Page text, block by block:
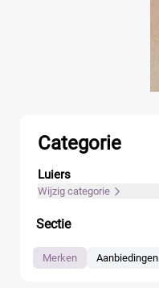
Categorie
Luiers
Wijzig categorie
Sectie
Merken Aanbiedingen